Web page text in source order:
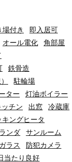
付き
即入居可
オール電化
角部屋
鉄骨造
駐輪場
ター
灯油ボイラー
チン 出窓
冷蔵庫
キングヒータ
ンダ
サンルーム
ラス
防犯カメラ
当たり良好